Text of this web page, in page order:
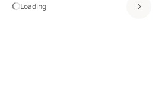
Loading